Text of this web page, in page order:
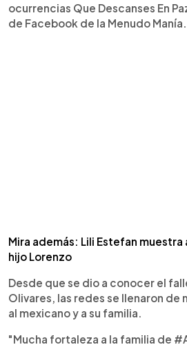
ocurrencias Que Descanses En
de Facebook de la Menudo Manía.
Mira además: Lili Estefan muestra
hijo Lorenzo
Desde que se dio a conocer el
Olivares, las redes se llenaron de
al mexicano y a su familia.
"Mucha fortaleza a la familia de